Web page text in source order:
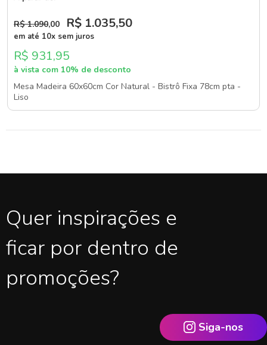
R$ 1.090,00 R$ 1.035,50
em até 10x sem juros
R$ 931,95
à vista com 10% de desconto
Mesa Madeira 60x60cm Cor Natural - Bistrô Fixa 78cm pta -
Liso
Quer inspirações e
ficar por dentro de
promoções?
Siga-nos